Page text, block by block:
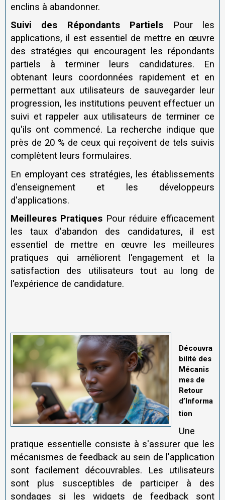
enclins à abandonner.
Suivi des Répondants Partiels Pour les
applications, il est essentiel de mettre en œuvre
des stratégies qui encouragent les répondants
partiels à terminer leurs candidatures. En
obtenant leurs coordonnées rapidement et en
permettant aux utilisateurs de sauvegarder leur
progression, les institutions peuvent effectuer un
suivi et rappeler aux utilisateurs de terminer ce
qu'ils ont commencé. La recherche indique que
près de 20 % de ceux qui reçoivent de tels suivis
complètent leurs formulaires.
En employant ces stratégies, les établissements
d'enseignement et les développeurs
d'applications.
Meilleures Pratiques Pour réduire efficacement
les taux d'abandon des candidatures, il est
essentiel de mettre en œuvre les meilleures
pratiques qui améliorent l'engagement et la
satisfaction des utilisateurs tout au long de
l'expérience de candidature.
Découvra
bilité des
Mécanis
mes de
Retour
d’Informa
tion
Une
pratique essentielle consiste à s'assurer que les
mécanismes de feedback au sein de l'application
sont facilement découvrables. Les utilisateurs
sont plus susceptibles de participer à des
sondages si les widgets de feedback sont